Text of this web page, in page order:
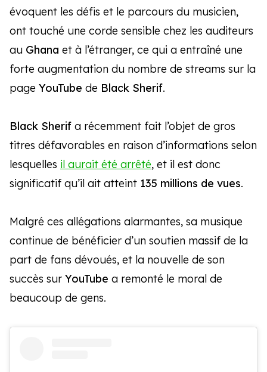
évoquent les défis et le parcours du musicien,
ont touché une corde sensible chez les auditeurs
au Ghana et à l’étranger, ce qui a entraîné une
forte augmentation du nombre de streams sur la
page YouTube de Black Sherif.
Black Sherif a récemment fait l’objet de gros
titres défavorables en raison d’informations selon
lesquelles il aurait été arrêté, et il est donc
significatif qu’il ait atteint 135 millions de vues.
Malgré ces allégations alarmantes, sa musique
continue de bénéficier d’un soutien massif de la
part de fans dévoués, et la nouvelle de son
succès sur YouTube a remonté le moral de
beaucoup de gens.